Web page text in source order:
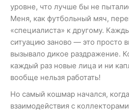
уровне, что лучше бы не
Меня, как футбольный мяч,
«специалиста» к другому.
ситуацию заново — это просто
вызывало дикое раздражение.
каждый раз новые лица и ни
вообще нельзя работать!
Но самый кошмар начался,
взаимодействия с